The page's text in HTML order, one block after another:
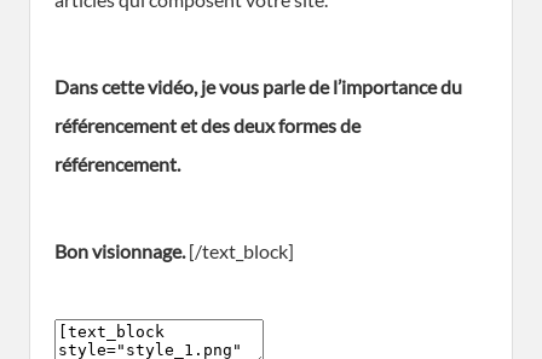
Dans cette vidéo, je vous parle de l’importance du
référencement et des deux formes de
référencement.
Bon visionnage.[/text_block]